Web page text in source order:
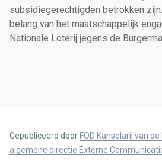
subsidiegerechtigden betrokken
belang van het maatschappelijk
Nationale Loterij jegens de
Gepubliceerd door FOD Kanselarij van
algemene directie Externe